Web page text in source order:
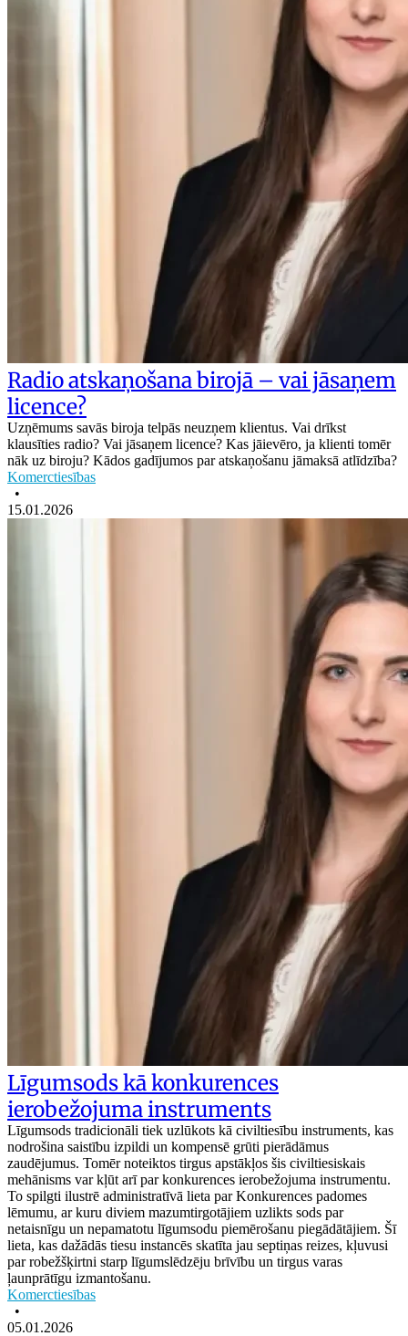
Radio atskaņošana birojā – vai jāsaņem
licence?
Uzņēmums savās biroja telpās neuzņem klientus. Vai drīkst
klausīties radio? Vai jāsaņem licence? Kas jāievēro, ja klienti tomēr
nāk uz biroju? Kādos gadījumos par atskaņošanu jāmaksā atlīdzība?
Komerctiesības
•
15.01.2026
Līgumsods kā konkurences
ierobežojuma instruments
Līgumsods tradicionāli tiek uzlūkots kā civiltiesību instruments, kas
nodrošina saistību izpildi un kompensē grūti pierādāmus
zaudējumus. Tomēr noteiktos tirgus apstākļos šis civiltiesiskais
mehānisms var kļūt arī par konkurences ierobežojuma instrumentu.
To spilgti ilustrē administratīvā lieta par Konkurences padomes
lēmumu, ar kuru diviem mazumtirgotājiem uzlikts sods par
netaisnīgu un nepamatotu līgumsodu piemērošanu piegādātājiem. Šī
lieta, kas dažādās tiesu instancēs skatīta jau septiņas reizes, kļuvusi
par robežšķirtni starp līgumslēdzēju brīvību un tirgus varas
ļaunprātīgu izmantošanu.
Komerctiesības
•
05.01.2026